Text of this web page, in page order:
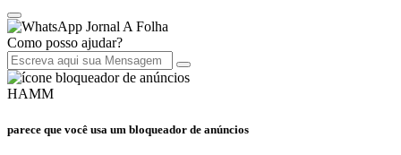
Jornal A Folha
Como posso ajudar?
HAMM
parece que você usa um bloqueador de anúncios